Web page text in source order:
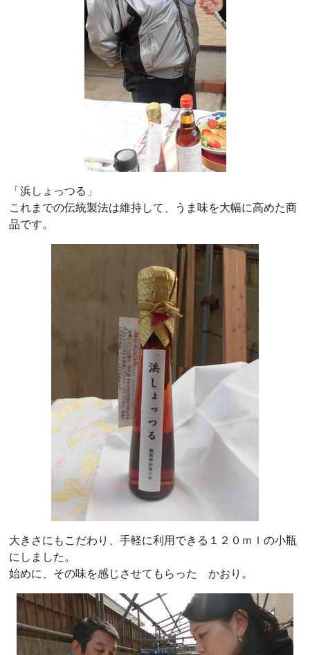
「浜しょっつる」
これまでの伝統製法は維持して、うま味を大幅に高めた商
品です。
大きさにもこだわり、手軽に利用できる１２０ｍｌの小瓶
にしました。
始めに、その味を感じさせてもらった かおり。